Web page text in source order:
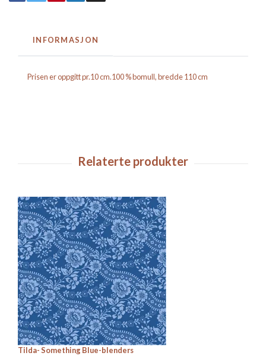
INFORMASJON
Prisen er oppgitt pr.10 cm.100 % bomull, bredde 110 cm
Tilda- Something Blue-blenders